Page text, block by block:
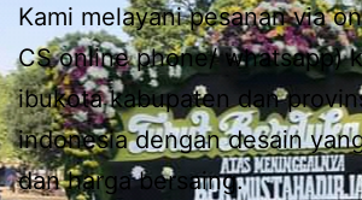
Kami melayani pesanan via
CS online phone/ whatsapp)
ibukota kabupaten dan
indonesia dengan desain
dan harga bersaing.